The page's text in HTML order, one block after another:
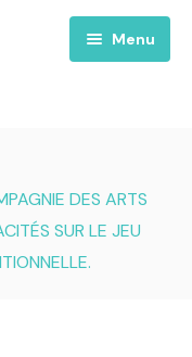
Menu
DES ARTS
SUR LE JEU